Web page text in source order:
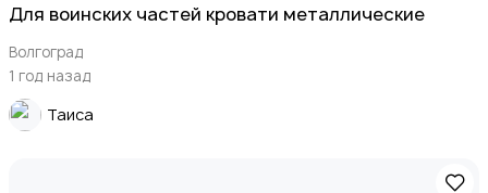
Для воинских частей кровати металлические
Волгоград
1 год назад
Таиса